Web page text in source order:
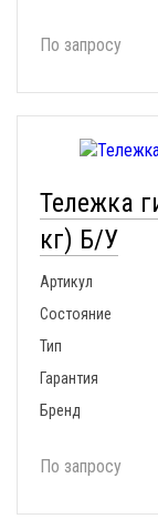
По запросу
Тележка
кг) Б/У
Артикул
Состояние
Тип
Гарантия
Бренд
По запросу